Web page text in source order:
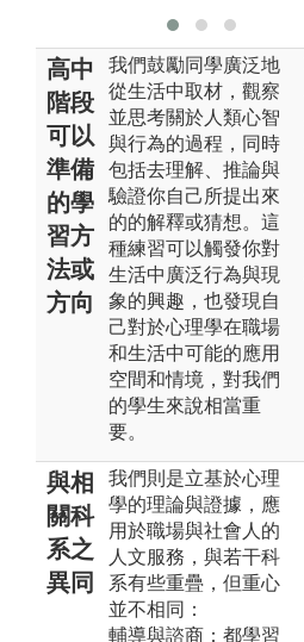
高中
階段
可以
準備
的學
習方
法或
方向
我們鼓勵同學廣泛地
從生活中取材，觀察
並思考關於人類心智
與行為的過程，同時
包括去理解、推論與
驗證你自己所提出來
的的解釋或猜想。這
種練習可以觸發你對
生活中廣泛行為與現
象的興趣，也發現自
己對於心理學在職場
和生活中可能的應用
空間和情境，對我們
的學生來說相當重
要。
與相
關科
系之
異同
我們則是立基於心理
學的理論與證據，應
用於職場與社會人的
人文服務，與若干科
系有些重疊，但重心
並不相同：
輔導與諮商：都學習